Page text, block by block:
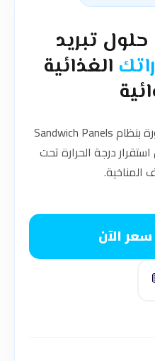
تبريد
الغذائية
نقدم تكنولوجيا العزل المتطورة بنظام Sandwich Panels
درجة الحرارة تحت
الآن